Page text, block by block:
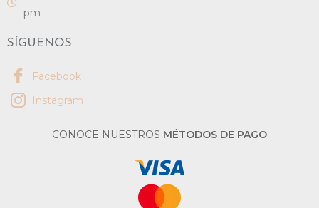
pm
SÍGUENOS
Facebook
Instagram
CONOCE NUESTROS MÉTODOS DE PAGO